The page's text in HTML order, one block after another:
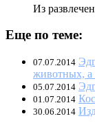
Из
Еще по теме:
07.07.2014
животных, а
05.07.2014
01.07.2014
30.06.2014